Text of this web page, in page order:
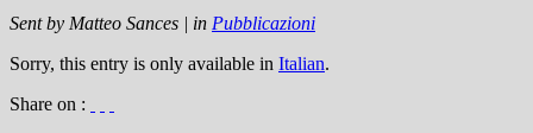
Sent by Matteo Sances | in Pubblicazioni
Sorry, this entry is only available in Italian.
Share on :